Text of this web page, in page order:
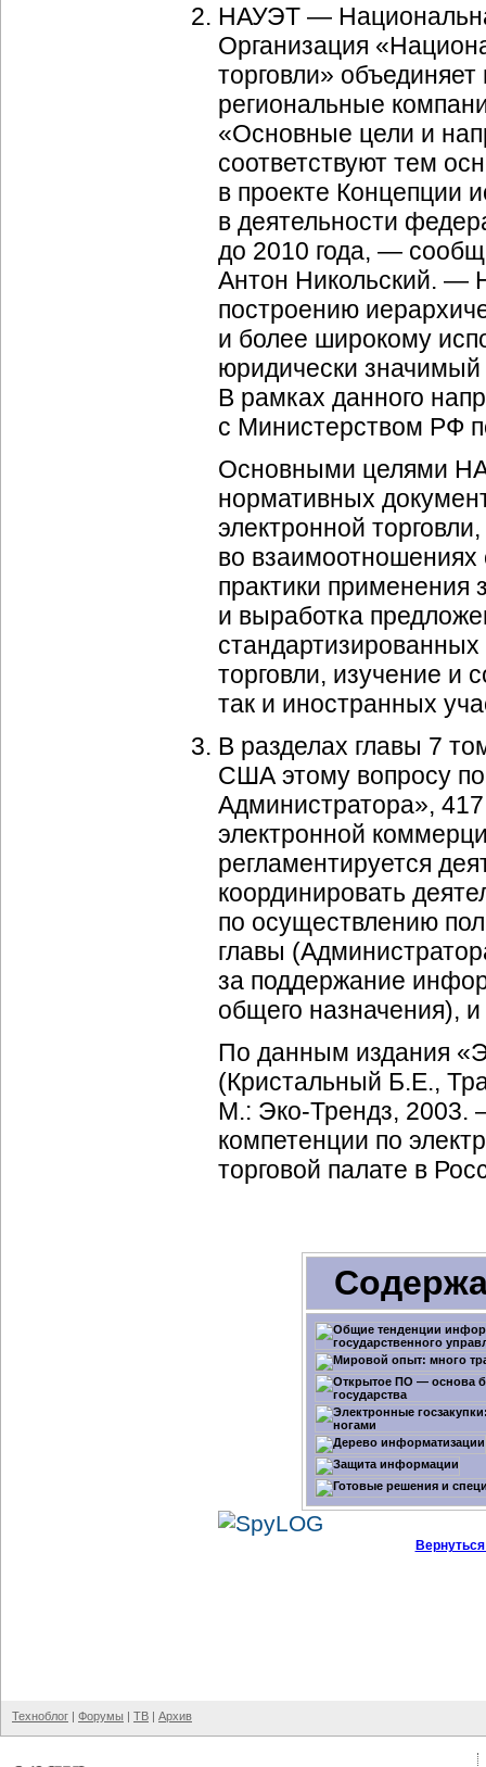
НАУЭТ —
Организация
торговли»
региональные
«Основные цели и
соответствуют тем
в проекте Концепции
в деятельности
до 2010 года, —
Антон Никольский. —
построению
и более широкому
юридически значимый
В рамках данного
с Министерством РФ
Основными целями
нормативных
электронной
во взаимоотношениях
практики применения
и выработка
торговли, изучение и
так и иностранных
В разделах главы 7
США этому вопросу
Администратора»,
электронной
регламентируется
координировать
по осуществлению
главы
за поддержание
общего назначения),
По данным издания
(Кристальный Б.Е.,
М.: Эко-Трендз, 2003.
компетенции по
торговой палате в
Техноблог | Форумы | ТВ | Архив